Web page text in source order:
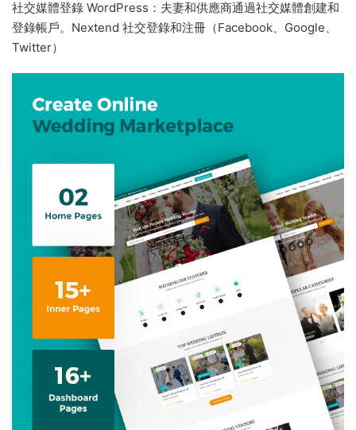
社交媒體登錄 WordPress：夫妻和供應商通過社交媒體創建和
登錄帳戶。Nextend 社交登錄和注冊（Facebook、Google、
Twitter）